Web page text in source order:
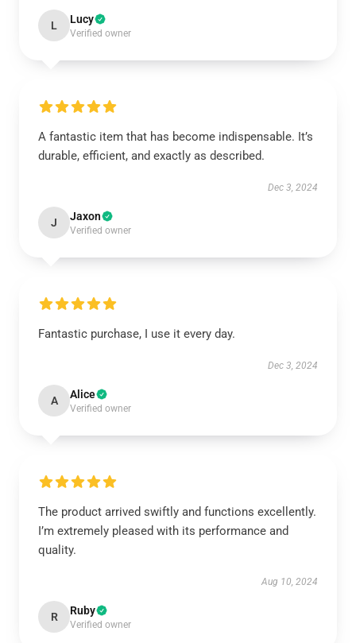
L Lucy
Verified owner
A fantastic item that has become indispensable. It’s
durable, efficient, and exactly as described.
Dec 3, 2024
J Jaxon
Verified owner
Fantastic purchase, I use it every day.
Dec 3, 2024
A Alice
Verified owner
The product arrived swiftly and functions excellently.
I’m extremely pleased with its performance and
quality.
Aug 10, 2024
R Ruby
Verified owner